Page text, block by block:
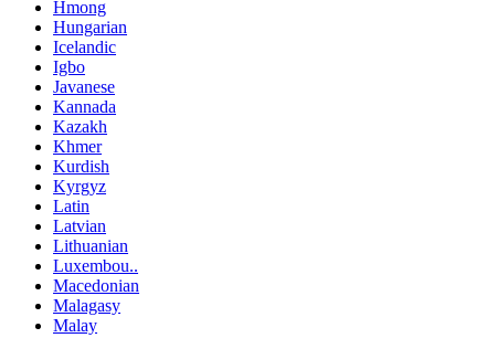
Hmong
Hungarian
Icelandic
Igbo
Javanese
Kannada
Kazakh
Khmer
Kurdish
Kyrgyz
Latin
Latvian
Lithuanian
Luxembou..
Macedonian
Malagasy
Malay